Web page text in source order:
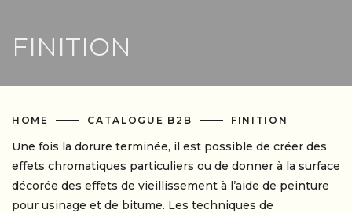
FINITION
HOME CATALOGUE B2B FINITION
Une fois la dorure terminée, il est possible de créer des
effets chromatiques particuliers ou de donner à la surface
décorée des effets de vieillissement à l’aide de peinture
pour usinage et de bitume. Les techniques de